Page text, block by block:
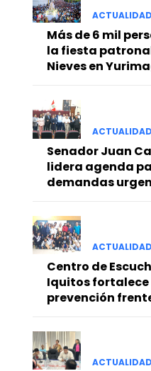
ACTUALIDAD
Más de 6 mil
la fiesta
Nieves en
ACTUALIDAD
Senador Juan
lidera agenda
demandas
ACTUALIDAD
Centro de
Iquitos
prevención
ACTUALIDAD